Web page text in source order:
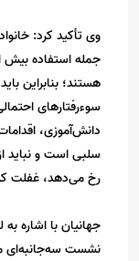
وی تأکید کرد:
جمله استفاده بیش
هستند؛ بنابراین
سوءرفتارهای
دانش‌آموزی،
سلبی است و نباید
رخ می‌دهد، غفلت
جهانیان با اشاره
نشست سه‌جانبه‌ای